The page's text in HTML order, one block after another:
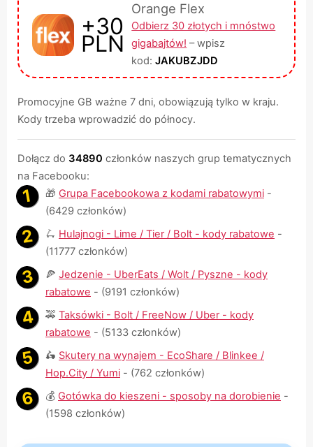
+30
PLN
Orange Flex
Odbierz 30 złotych i mnóstwo
gigabajtów! – wpisz
kod:JAKUBZJDD
Promocyjne GB ważne 7 dni, obowiązują tylko w kraju.
Kody trzeba wprowadzić do północy.
Dołącz do 34890 członków naszych grup tematycznych
na Facebooku:
🎁 Grupa Facebookowa z kodami rabatowymi -
(6429 członków)
🛴 Hulajnogi - Lime / Tier / Bolt - kody rabatowe -
(11777 członków)
🍕 Jedzenie - UberEats / Wolt / Pyszne - kody
rabatowe - (9191 członków)
🚕 Taksówki - Bolt / FreeNow / Uber - kody
rabatowe - (5133 członków)
🛵 Skutery na wynajem - EcoShare / Blinkee /
Hop.City / Yumi - (762 członków)
💰 Gotówka do kieszeni - sposoby na dorobienie -
(1598 członków)